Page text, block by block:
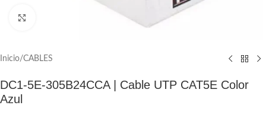
Inicio/CABLES
DC1-5E-305B24CCA | Cable UTP CAT5E Color
Azul